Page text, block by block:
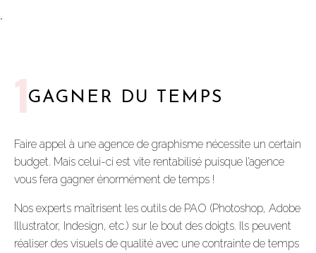
`
1GAGNER DU TEMPS
Faire appel à une agence de graphisme nécessite un certain
budget. Mais celui-ci est vite rentabilisé puisque l’agence
vous fera gagner énormément de temps !
Nos experts maîtrisent les outils de PAO (Photoshop, Adobe
Illustrator, Indesign, etc.) sur le bout des doigts. Ils peuvent
réaliser des visuels de qualité avec une contrainte de temps